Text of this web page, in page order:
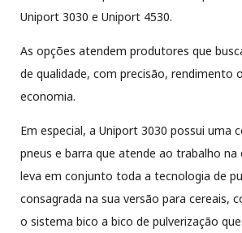
Uniport 3030 e Uniport 4530.
As opções atendem produtores que
de qualidade, com precisão, rendimento
economia.
Em especial, a Uniport 3030 possui uma
pneus e barra que atende ao trabalho na
leva em conjunto toda a tecnologia de
consagrada na sua versão para cereais,
o sistema bico a bico de pulverização